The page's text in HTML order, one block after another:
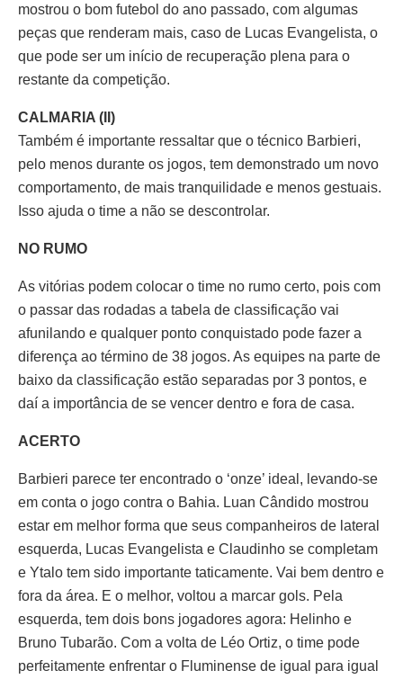
mostrou o bom futebol do ano passado, com algumas
peças que renderam mais, caso de Lucas Evangelista, o
que pode ser um início de recuperação plena para o
restante da competição.
CALMARIA (II)
Também é importante ressaltar que o técnico Barbieri,
pelo menos durante os jogos, tem demonstrado um novo
comportamento, de mais tranquilidade e menos gestuais.
Isso ajuda o time a não se descontrolar.
NO RUMO
As vitórias podem colocar o time no rumo certo, pois com
o passar das rodadas a tabela de classificação vai
afunilando e qualquer ponto conquistado pode fazer a
diferença ao término de 38 jogos. As equipes na parte de
baixo da classificação estão separadas por 3 pontos, e
daí a importância de se vencer dentro e fora de casa.
ACERTO
Barbieri parece ter encontrado o ‘onze’ ideal, levando-se
em conta o jogo contra o Bahia. Luan Cândido mostrou
estar em melhor forma que seus companheiros de lateral
esquerda, Lucas Evangelista e Claudinho se completam
e Ytalo tem sido importante taticamente. Vai bem dentro e
fora da área. E o melhor, voltou a marcar gols. Pela
esquerda, tem dois bons jogadores agora: Helinho e
Bruno Tubarão. Com a volta de Léo Ortiz, o time pode
perfeitamente enfrentar o Fluminense de igual para igual